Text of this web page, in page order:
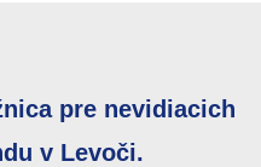
pre nevidiacich
v Levoči.